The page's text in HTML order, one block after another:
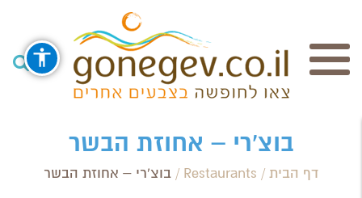
חיפוש
Search Category / Business
בוצ'רי – אחוזת הבשר
דף הבית /
Restaurants
/ בוצ'רי – אחוזת הבשר